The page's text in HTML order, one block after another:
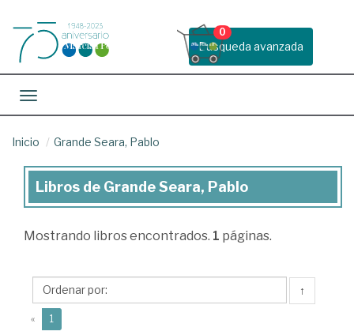
Busqueda avanzada
0
Toggle navigation
Inicio Grande Seara, Pablo
Libros
Grande
Pablo
Libros de Grande Seara, Pablo
Mostrando libros encontrados. 1 páginas.
↑
« 1